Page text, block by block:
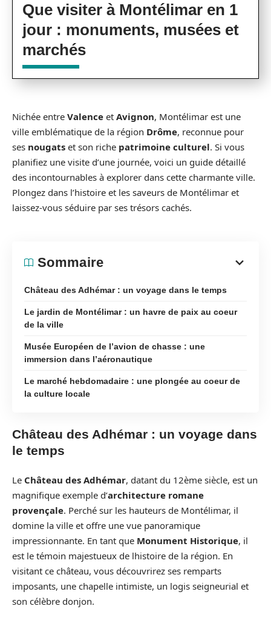
Que visiter à Montélimar en 1
jour : monuments, musées et
marchés
Nichée entre Valence et Avignon, Montélimar est une
ville emblématique de la région Drôme, reconnue pour
ses nougats et son riche patrimoine culturel. Si vous
planifiez une visite d’une journée, voici un guide détaillé
des incontournables à explorer dans cette charmante ville.
Plongez dans l’histoire et les saveurs de Montélimar et
laissez-vous séduire par ses trésors cachés.
Sommaire
Château des Adhémar : un voyage dans le temps
Le jardin de Montélimar : un havre de paix au coeur
de la ville
Musée Européen de l’avion de chasse : une
immersion dans l’aéronautique
Le marché hebdomadaire : une plongée au coeur de
la culture locale
Château des Adhémar : un voyage dans
le temps
Le Château des Adhémar, datant du 12ème siècle, est un
magnifique exemple d’architecture romane
provençale. Perché sur les hauteurs de Montélimar, il
domine la ville et offre une vue panoramique
impressionnante. En tant que Monument Historique, il
est le témoin majestueux de lhistoire de la région. En
visitant ce château, vous découvrirez ses remparts
imposants, une chapelle intimiste, un logis seigneurial et
son célèbre donjon.